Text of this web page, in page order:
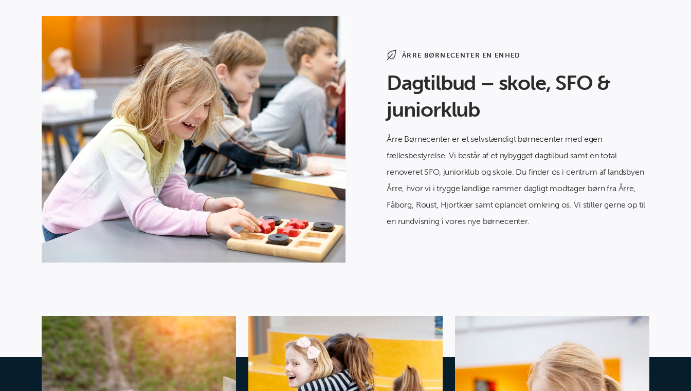
ÅRRE BØRNECENTER EN ENHED
Dagtilbud – skole, SFO &
juniorklub
Årre Børnecenter er et selvstændigt børnecenter med egen
fællesbestyrelse. Vi består af et nybygget dagtilbud samt en total
renoveret SFO, juniorklub og skole. Du finder os i centrum af landsbyen
Årre, hvor vi i trygge landlige rammer dagligt modtager børn fra Årre,
Fåborg, Roust, Hjortkær samt oplandet omkring os. Vi stiller gerne op til
en rundvisning i vores nye børnecenter.